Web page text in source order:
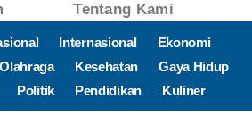
Tentang Kami
Internasional
Ekonomi
Olahraga Kesehatan
Gaya Hidup
Politik Pendidikan Kuliner